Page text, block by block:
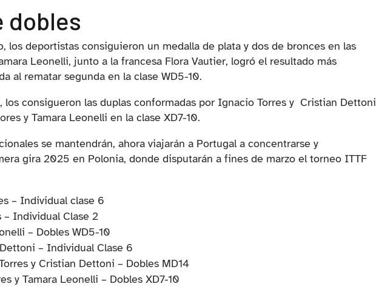
dobles
los deportistas consiguieron un medalla de plata y dos de bronces en las
Leonelli, junto a la francesa Flora Vautier, logró el resultado más
al rematar segunda en la clase WD5-10.
los consigueron las duplas conformadas por Ignacio Torres y Cristian Dettoni
y Tamara Leonelli en la clase XD7-10.
se mantendrán, ahora viajarán a Portugal a concentrarse y
gira 2025 en Polonia, donde disputarán a fines de marzo el torneo ITTF
– Individual clase 6
– Individual Clase 2
– Dobles WD5-10
– Individual Clase 6
y Cristian Dettoni – Dobles MD14
y Tamara Leonelli – Dobles XD7-10